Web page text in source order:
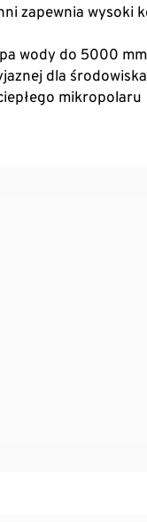
zapewnia
wody do 5000 mm
dla
mikropolaru
z osłoną na brodę